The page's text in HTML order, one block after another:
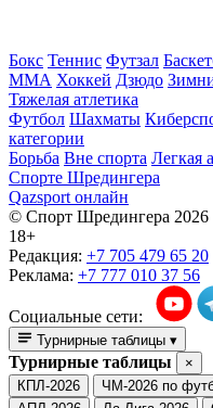
Бокс Теннис Футзал
ММА Хоккей Дзюдо
Тяжелая атлетика
Футбол Шахматы
категории
Борьба Вне спорта Легкая
Спорте Шредингера
Qazsport онлайн
© Cпорт Шредингера 2026
18+
Редакция: +7 705 479 65 20
Реклама: +7 777 010 37 56
Социальные сети:
Турнирные таблицы ▾
Турнирные таблицы
×
КПЛ-2026
ЧМ-2026 по